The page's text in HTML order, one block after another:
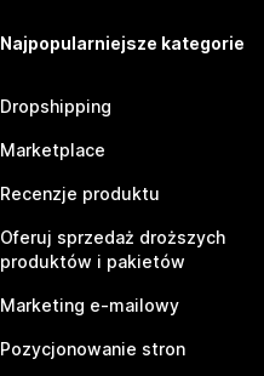
Najpopularniejsze kategorie
Dropshipping
Marketplace
Recenzje produktu
Oferuj sprzedaż droższych
produktów i pakietów
Marketing e-mailowy
Pozycjonowanie stron